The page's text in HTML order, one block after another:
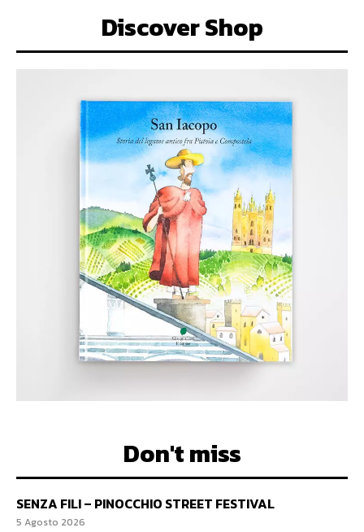
Discover Shop
Don't miss
SENZA FILI – PINOCCHIO STREET FESTIVAL
5 Agosto 2026